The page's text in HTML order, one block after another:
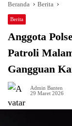
Beranda Berita
Berita
Anggota
Patroli
Gangguan
Admin Banten
29 Maret 2026